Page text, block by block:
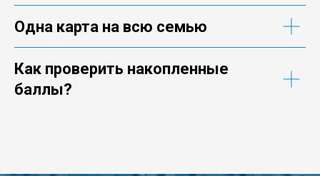
Одна карта на всю семью
Как проверить накопленные
баллы?